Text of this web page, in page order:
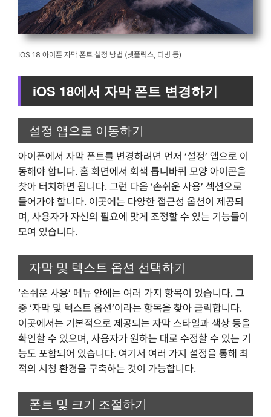
IOS 18 아이폰 자막 폰트 설정 방법 (넷플릭스, 티빙 등)
iOS 18에서 자막 폰트 변경하기
설정 앱으로 이동하기
아이폰에서 자막 폰트를 변경하려면 먼저 ‘설정’ 앱으로 이
동해야 합니다. 홈 화면에서 회색 톱니바퀴 모양 아이콘을
찾아 터치하면 됩니다. 그런 다음 ‘손쉬운 사용’ 섹션으로
들어가야 합니다. 이곳에는 다양한 접근성 옵션이 제공되
며, 사용자가 자신의 필요에 맞게 조정할 수 있는 기능들이
모여 있습니다.
자막 및 텍스트 옵션 선택하기
‘손쉬운 사용’ 메뉴 안에는 여러 가지 항목이 있습니다. 그
중 ‘자막 및 텍스트 옵션’이라는 항목을 찾아 클릭합니다.
이곳에서는 기본적으로 제공되는 자막 스타일과 색상 등을
확인할 수 있으며, 사용자가 원하는 대로 수정할 수 있는 기
능도 포함되어 있습니다. 여기서 여러 가지 설정을 통해 최
적의 시청 환경을 구축하는 것이 가능합니다.
폰트 및 크기 조절하기